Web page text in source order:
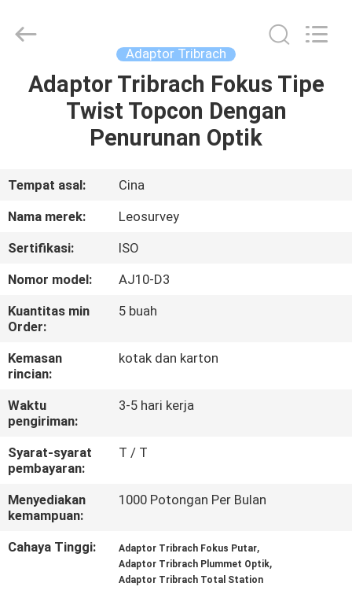
RUMAH
TENTANG
KAMI
TUR
PABRIK
KONTROL
KUALITAS
HUBUNGI
KAMI
PERMINTAAN
PENAWARAN
Instrument
Co.,Ltd.
Adaptor Tribrach
Adaptor Tribrach Fokus Tipe
Twist Topcon Dengan
Penurunan Optik
Tempat asal:
Cina
Nama merek:
Leosurvey
Sertifikasi:
ISO
Nomor model:
AJ10-D3
Kuantitas min
Order:
5 buah
Kemasan
rincian:
kotak dan karton
Waktu
pengiriman:
3-5 hari kerja
Syarat-syarat
pembayaran:
T / T
Menyediakan
kemampuan:
1000 Potongan Per Bulan
Cahaya Tinggi: Adaptor Tribrach Fokus Putar,
Adaptor Tribrach Plummet Optik,
Adaptor Tribrach Total Station